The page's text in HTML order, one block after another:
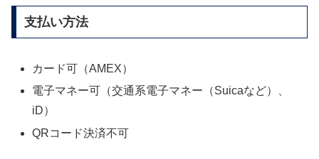
支払い方法
カード可（AMEX）
電子マネー可（交通系電子マネー（Suicaなど）、
iD）
QRコード決済不可